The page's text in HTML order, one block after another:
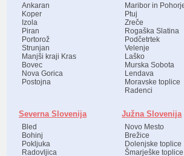
Ankaran
Koper
Izola
Piran
Portorož
Strunjan
Manjši kraji Kras
Bovec
Nova Gorica
Postojna
Maribor in
Ptuj
Zreče
Rogaška Slatina
Podčetrtek
Velenje
Laško
Murska Sobota
Lendava
Moravske toplice
Radenci
Severna Slovenija
Bled
Bohinj
Pokljuka
Radovljica
Južna Slovenija
Novo Mesto
Brežice
Dolenjske toplice
Šmarješke toplice